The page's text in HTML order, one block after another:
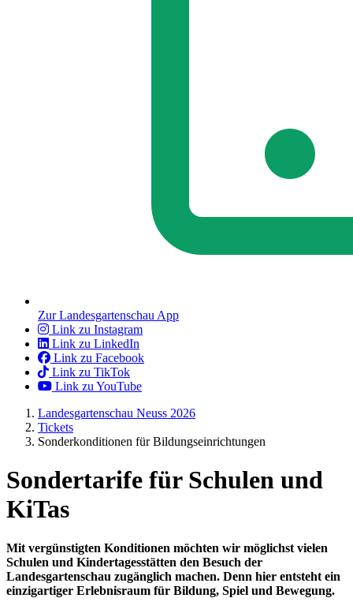
Zur Landesgartenschau App
Link zu Instagram
Link zu LinkedIn
Link zu Facebook
Link zu TikTok
Link zu YouTube
Landesgartenschau Neuss 2026
Tickets
Sonderkonditionen für Bildungseinrichtungen
Sondertarife für Schulen und
KiTas
Mit vergünstigten Konditionen möchten wir möglichst vielen
Schulen und Kindertagesstätten den Besuch der
Landesgartenschau zugänglich machen. Denn hier entsteht ein
einzigartiger Erlebnisraum für Bildung, Spiel und Bewegung.